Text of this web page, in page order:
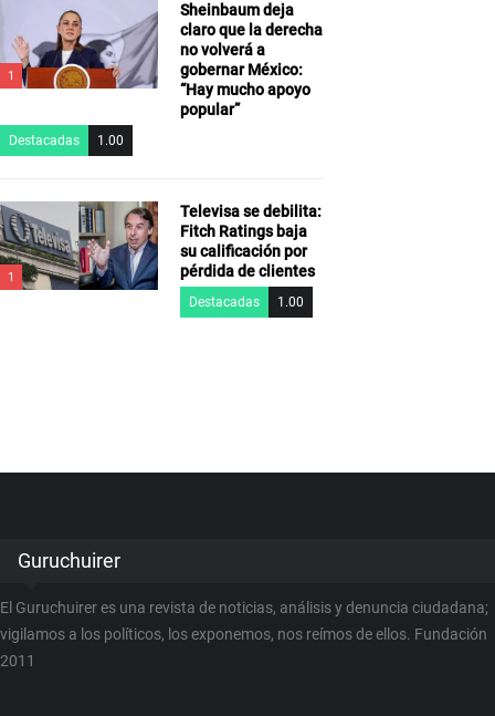
1
Sheinbaum deja
claro que la derecha
no volverá a
gobernar México:
“Hay mucho apoyo
popular”
Destacadas 1.00
1
Televisa se debilita:
Fitch Ratings baja
su calificación por
pérdida de clientes
Destacadas 1.00
Guruchuirer
El Guruchuirer es una revista de noticias, análisis y denuncia ciudadana;
vigilamos a los políticos, los exponemos, nos reímos de ellos. Fundación
2011